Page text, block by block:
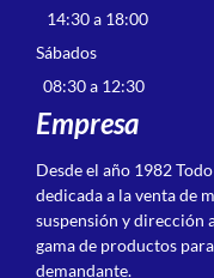
14:30 a 18:00
Sábados
08:30 a 12:30
Empresa
Desde el año 1982
dedicada a la venta de
suspensión y dirección
gama de productos
demandante.